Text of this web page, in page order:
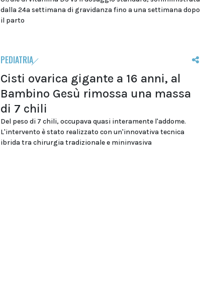
dalla 24a settimana di gravidanza fino a una settimana dopo
il parto
PEDIATRIA
Cisti ovarica gigante a 16 anni, al
Bambino Gesù rimossa una massa
di 7 chili
Del peso di 7 chili, occupava quasi interamente l'addome.
L'intervento è stato realizzato con un'innovativa tecnica
ibrida tra chirurgia tradizionale e mininvasiva